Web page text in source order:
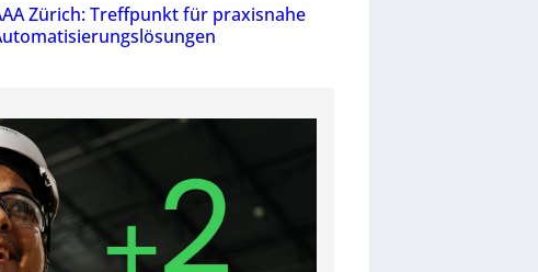
Zürich: Treffpunkt für praxisnahe